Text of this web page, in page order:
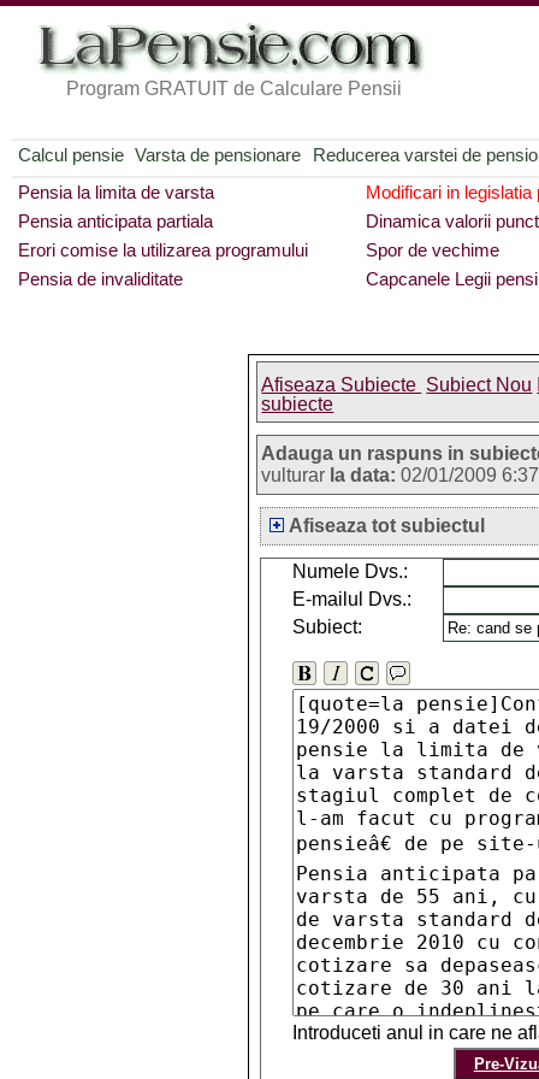
Program GRATUIT de Calculare Pensii
Calcul pensie Varsta de pensionare
Reducerea varstei de
Pensia la limita de varsta
Modificari in legislatia
Pensia anticipata partiala
Dinamica valorii
Erori comise la utilizarea programului
Spor de vechime
Pensia de invaliditate
Capcanele Legii
Afiseaza Subiecte Subiect Nou
subiecte
Adauga un raspuns in
vulturar la data: 02/01/2009
Afiseaza tot subiectul
Numele Dvs.:
E-mailul Dvs.:
Subiect:
Introduceti anul in care ne